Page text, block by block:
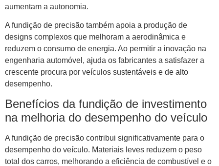
aumentam a autonomia.
A fundição de precisão também apoia a produção de
designs complexos que melhoram a aerodinâmica e
reduzem o consumo de energia. Ao permitir a inovação na
engenharia automóvel, ajuda os fabricantes a satisfazer a
crescente procura por veículos sustentáveis ​​e de alto
desempenho.
Benefícios da fundição de investimento
na melhoria do desempenho do veículo
A fundição de precisão contribui significativamente para o
desempenho do veículo. Materiais leves reduzem o peso
total dos carros, melhorando a eficiência de combustível e o